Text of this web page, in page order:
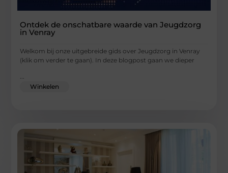
Ontdek de onschatbare waarde van Jeugdzorg
in Venray
Welkom bij onze uitgebreide gids over Jeugdzorg in Venray
(klik om verder te gaan). In deze blogpost gaan we dieper
...
Winkelen